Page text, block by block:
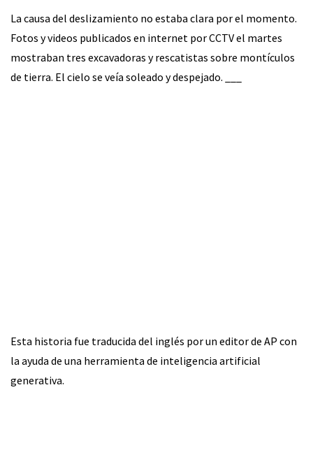
La causa del deslizamiento no estaba clara por el momento.
Fotos y videos publicados en internet por CCTV el martes
mostraban tres excavadoras y rescatistas sobre montículos
de tierra. El cielo se veía soleado y despejado. ___
Esta historia fue traducida del inglés por un editor de AP con
la ayuda de una herramienta de inteligencia artificial
generativa.